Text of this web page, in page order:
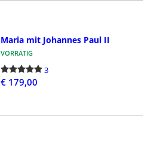
Maria mit Johannes Paul II
VORRÄTIG
3
€ 179,00